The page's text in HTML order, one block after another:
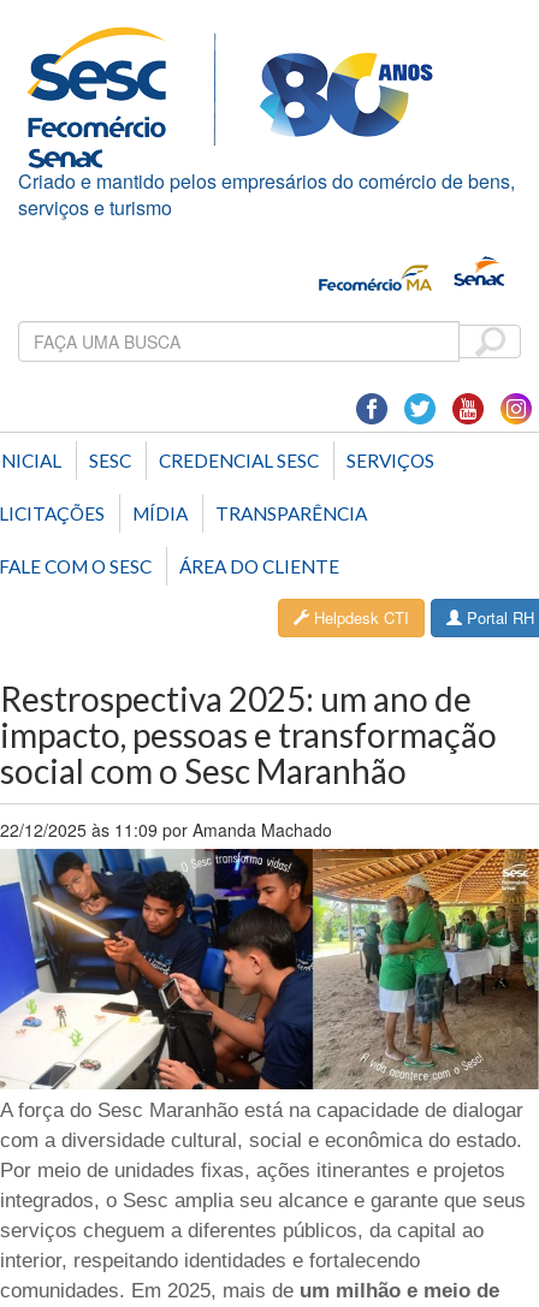
Criado e mantido pelos empresários do comércio de bens,
serviços e turismo
SESC CREDENCIAL SESC SERVIÇOS
LICITAÇÕES MÍDIA TRANSPARÊNCIA
FALE COM O SESC ÁREA DO CLIENTE
Portal RH
Helpdesk CTI
Restrospectiva 2025: um ano de
impacto, pessoas e transformação
social com o Sesc Maranhão
22/12/2025 às 11:09 por Amanda Machado
A força do Sesc Maranhão está na capacidade de dialogar
com a diversidade cultural, social e econômica do estado.
Por meio de unidades fixas, ações itinerantes e projetos
integrados, o Sesc amplia seu alcance e garante que seus
serviços cheguem a diferentes públicos, da capital ao
interior, respeitando identidades e fortalecendo
comunidades. Em 2025, mais de um milhão e meio de